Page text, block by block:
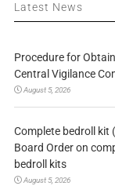
Latest News
Procedure for
Central Vigilance
August 5, 2026
Complete bedroll kit
Board Order on
bedroll kits
August 5, 2026